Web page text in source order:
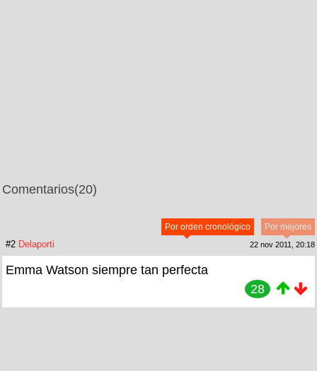
Comentarios(20)
Por mejores
Por orden cronológico
#2 Delaporti 22 nov 2011, 20:18
Emma Watson siempre tan perfecta
28